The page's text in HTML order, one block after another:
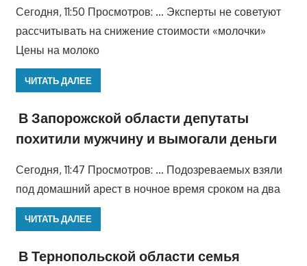
Сегодня, 11:50 Просмотров: … Эксперты не советуют
рассчитывать на снижение стоимости «молочки»
Цены на молоко
ЧИТАТЬ ДАЛЕЕ
В Запорожской области депутаты
похитили мужчину и вымогали деньги
Сегодня, 11:47 Просмотров: … Подозреваемых взяли
под домашний арест в ночное время сроком на два
ЧИТАТЬ ДАЛЕЕ
В Тернопольской области семья